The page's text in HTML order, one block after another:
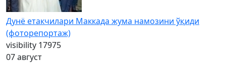
Дунё етакчилари Маккада жума намозини ўқиди
(фоторепортаж)
visibility 17975
07 август